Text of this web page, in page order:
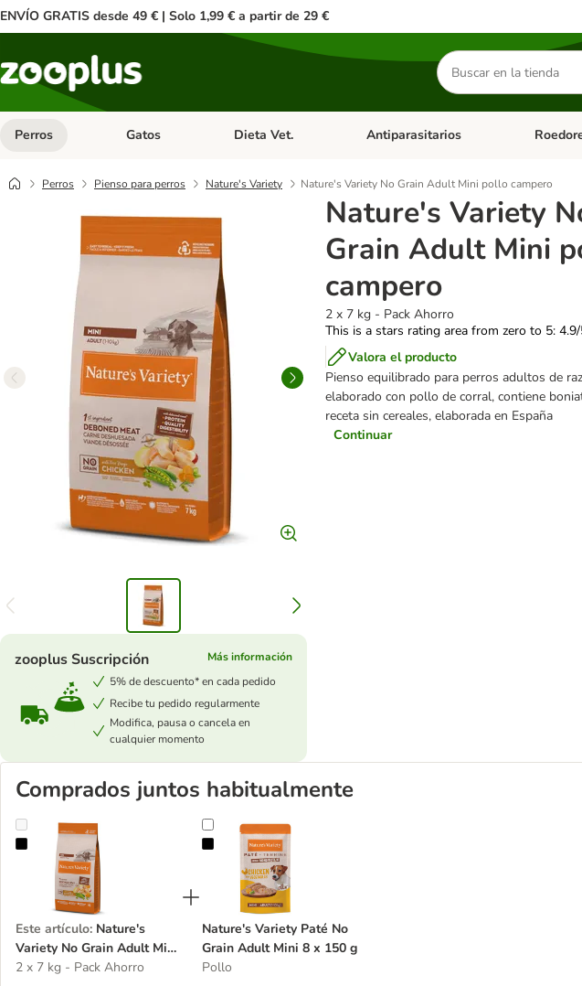
ENVÍO GRATIS desde 49 € | Solo 1,99 € a partir de 29 €
Buscar
productos
Perros Menú de categoria abierto: Perros
Gatos Menú de categoria abierto: Gatos
Dieta Vet. Menú de categoria abierto: Dieta Vet.
Antiparasitarios Menú de
Perros Pienso para perros Nature's Variety Nature's Variety No Grain Adult Mini pollo campero
Nature's Variety
Grain Adult Mini
campero
2 x 7 kg - Pack Ahorro
This is a stars rating area from zero to 5:
Valora el producto
Pienso equilibrado para perros adultos de
elaborado con pollo de corral, contiene
receta sin cereales, elaborada en España
Continuar
zooplus Suscripción
Más información
5% de descuento* en cada pedido
Recibe tu pedido regularmente
Modifica, pausa o cancela en
cualquier momento
Comprados juntos habitualmente
Nature's Variety No Grain Adult Mini pollo campero
Este artículo: Nature's
Variety No Grain Adult Mini
pollo campero
2 x 7 kg - Pack Ahorro
Nature's Variety Paté No Grain Adult Mini 8 x 150 g
Nature's Variety Paté No
Grain Adult Mini 8 x 150 g
Pollo